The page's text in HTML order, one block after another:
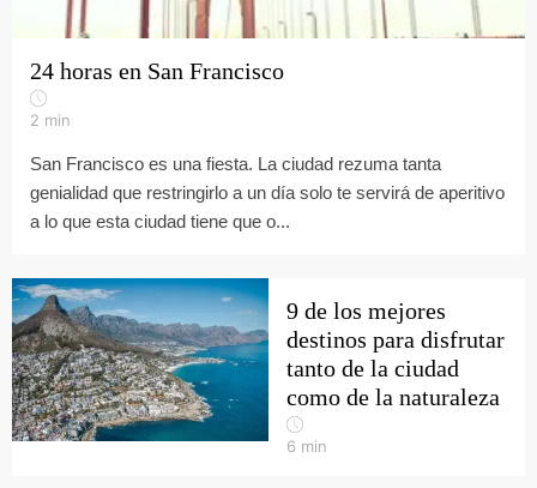
24 horas en San Francisco
2 min
San Francisco es una fiesta. La ciudad rezuma tanta
genialidad que restringirlo a un día solo te servirá de aperitivo
a lo que esta ciudad tiene que o...
9 de los mejores
destinos para disfrutar
tanto de la ciudad
como de la naturaleza
6 min